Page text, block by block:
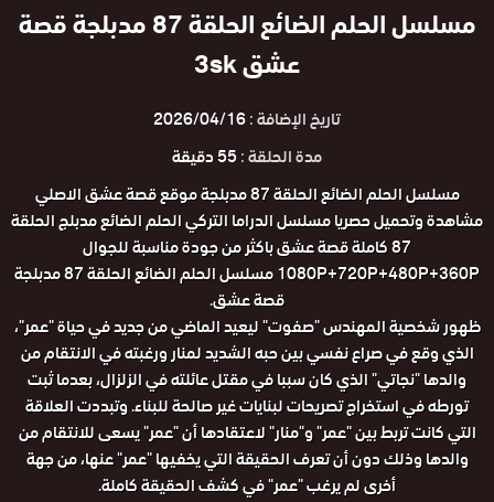
مسلسل الحلم الضائع الحلقة 87 مدبلجة قصة
عشق 3sk
تاريخ الإضافة :2026/04/16
مدة الحلقة :55 دقيقة
مسلسل الحلم الضائع الحلقة 87 مدبلجة موقع قصة عشق الاصلي
مشاهدة وتحميل حصريا مسلسل الدراما التركي الحلم الضائع مدبلج الحلقة
87 كاملة قصة عشق باكثر من جودة مناسبة للجوال
1080P+720P+480P+360P مسلسل الحلم الضائع الحلقة 87 مدبلجة
قصة عشق.
ظهور شخصية المهندس "صفوت" ليعيد الماضي من جديد في حياة "عمر"،
الذي وقع في صراع نفسي بين حبه الشديد لمنار ورغبته في الانتقام من
والدها "نجاتي" الذي كان سببا في مقتل عائلته في الزلزال، بعدما ثبت
تورطه في استخراج تصريحات لبنايات غير صالحة للبناء. وتبددت العلاقة
التي كانت تربط بين "عمر" و"منار" لاعتقادها أن "عمر" يسعى للانتقام من
والدها وذلك دون أن تعرف الحقيقة التي يخفيها "عمر" عنها، من جهة
أخرى لم يرغب "عمر" في كشف الحقيقة كاملة.